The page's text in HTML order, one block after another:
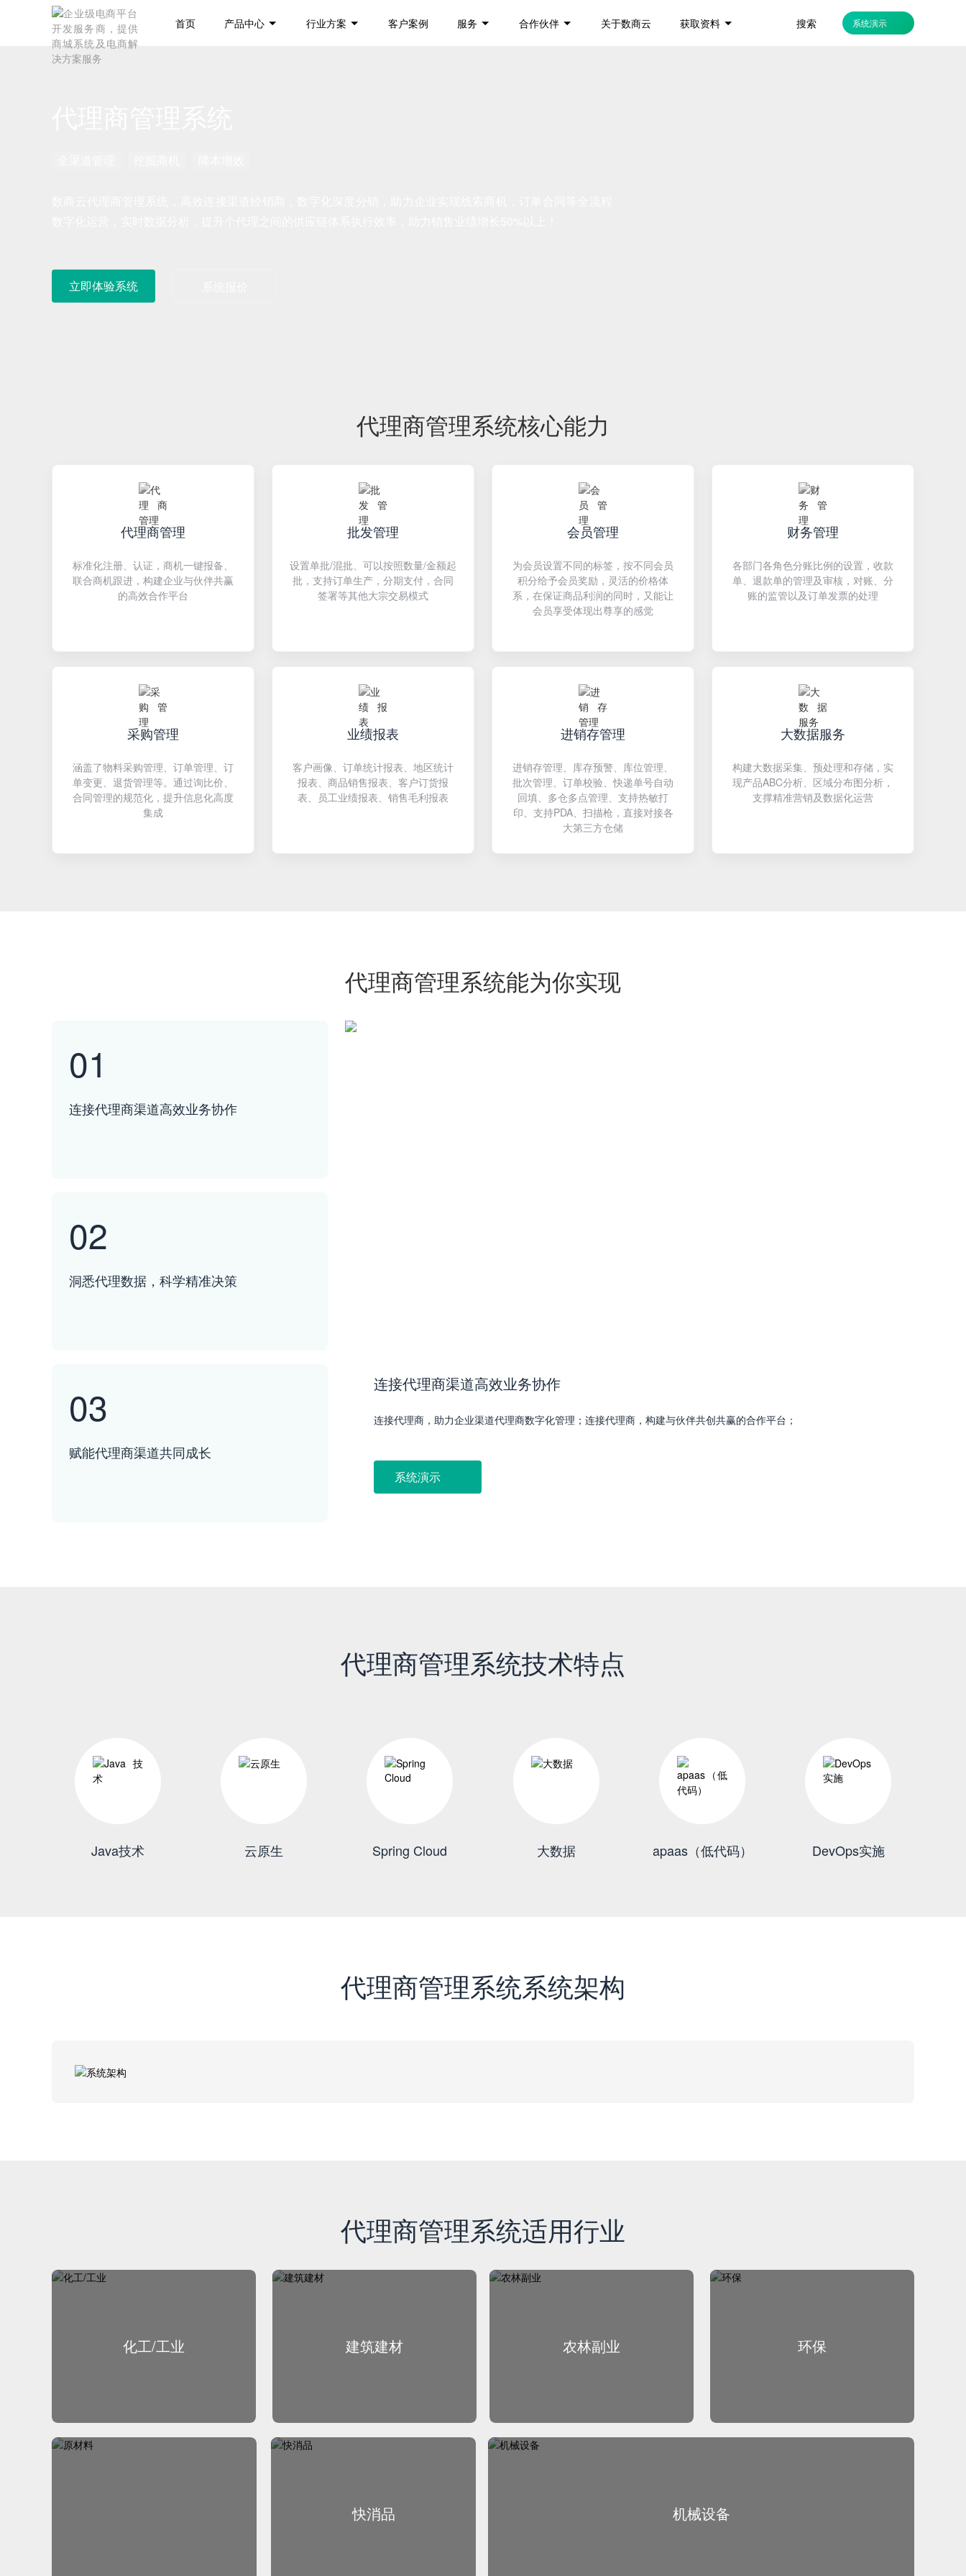
首页 产品中心 行业方案 客户案例 服务 合作伙伴 关于数商云 获取资料 搜索 系统演示
立即体验系统
代理商管理系统核心能力
代理商管理
标准化注册、认证，商机一键报备、
联合商机跟进，构建企业与伙伴共赢
的高效合作平台
批发管理
设置单批/混批、可以按照数量/金额起
批，支持订单生产，分期支付，合同
签署等其他大宗交易模式
会员管理
为会员设置不同的标签，按不同会员
积分给予会员奖励，灵活的价格体
系，在保证商品利润的同时，又能让
会员享受体现出尊享的感觉
财务管理
各部门各角色分账比例的设置，收款
单、退款单的管理及审核，对账、分
账的监管以及订单发票的处理
采购管理
涵盖了物料采购管理、订单管理、订
单变更、退货管理等。通过询比价、
合同管理的规范化，提升信息化高度
集成
业绩报表
客户画像、订单统计报表、地区统计
报表、商品销售报表、客户订货报
表、员工业绩报表、销售毛利报表
进销存管理
进销存管理、库存预警、库位管理、
批次管理、订单校验、快递单号自动
回填、多仓多点管理、支持热敏打
印、支持PDA、扫描枪，直接对接各
大第三方仓储
大数据服务
构建大数据采集、预处理和存储，实
现产品ABC分析、区域分布图分析，
支撑精准营销及数据化运营
代理商管理系统能为你实现
01
连接代理商渠道高效业务协作
02
洞悉代理数据，科学精准决策
03
赋能代理商渠道共同成长
连接代理商渠道高效业务协作
连接代理商，助力企业渠道代理商数字化管理；连接代理商，构建与伙伴共创共赢的合作平台；
系统演示
代理商管理系统技术特点
Java技术 云原生 Spring Cloud 大数据 apaas（低代码） DevOps实施
代理商管理系统系统架构
代理商管理系统适用行业
化工/工业 建筑建材 农林副业 环保
快消品 机械设备